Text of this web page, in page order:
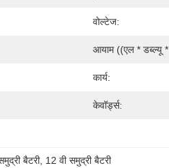
वोल्टेज:
आयाम ((एल * डब्ल्यू
कार्य:
केवॉर्ड्स:
बैटरी, 12 वी समुद्री बैटरी